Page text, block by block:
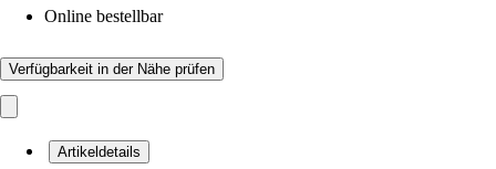
Online bestellbar
Verfügbarkeit in der Nähe prüfen
Artikeldetails